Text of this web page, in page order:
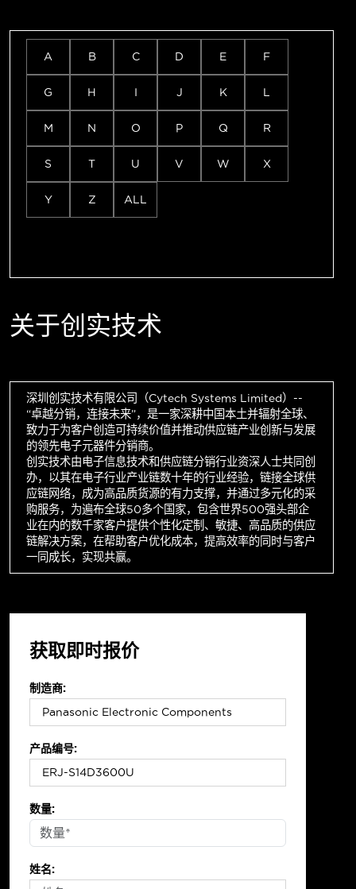
A B C D E F
G H I J K L
M N O P Q R
S T U V W X
Y Z ALL
关于创实技术
深圳创实技术有限公司（Cytech Systems Limited）--
“卓越分销，连接未来”，是一家深耕中国本土并辐射全球、
致力于为客户创造可持续价值并推动供应链产业创新与发展
的领先电子元器件分销商。
创实技术由电子信息技术和供应链分销行业资深人士共同创
办，以其在电子行业产业链数十年的行业经验，链接全球供
应链网络，成为高品质货源的有力支撑，并通过多元化的采
购服务，为遍布全球50多个国家，包含世界500强头部企
业在内的数千家客户提供个性化定制、敏捷、高品质的供应
链解决方案，在帮助客户优化成本，提高效率的同时与客户
一同成长，实现共赢。
获取即时报价
制造商:
产品编号:
数量:
姓名: